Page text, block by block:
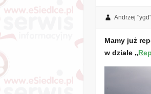
Andrzej
Mamy już
w dziale „